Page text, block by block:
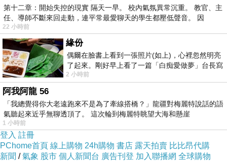
第十二章：開始失控的現實 隔天一早。 校內氣氛異常沉重。 教官、主
任、導師不斷來回走動，連平常最愛聊天的學生都壓低聲音。 因
22 小時前
緣份
偶爾在臉書上看到一張照片(如上)，心裡忽然明亮
了起來。剛好早上看了一篇「白痴愛做夢」台長寫
的貼文，在回顧年輕時瘋狂愛上
2 小時前
阿我阿龍 56
「我總覺得你大老遠跑來不是為了牽線搭橋？」龍疆對梅麗特說話的語
氣聽起來近乎無聊透頂了。 這次輪到梅麗特眺望大海和懸崖
1 小時前
登入 註冊
PChome首頁 線上購物 24h購物 書店 露天拍賣 比比昂代購
新聞 /氣象 股市 個人新聞台 廣告刊登 加入聯播網 全球購物